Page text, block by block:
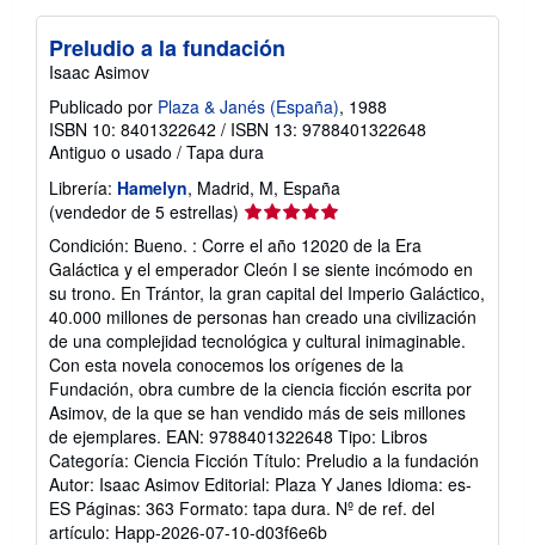
Preludio a la fundación
Isaac Asimov
Publicado por Plaza & Janés (España), 1988
ISBN 10: 8401322642 / ISBN 13: 9788401322648
Antiguo o usado / Tapa dura
Librería: Hamelyn, Madrid, M, España
(vendedor de 5 estrellas) Calificación
del
vendedor:
5
de
5
estrellas
Condición: Bueno. : Corre el año 12020 de la Era
Galáctica y el emperador Cleón I se siente incómodo en
su trono. En Trántor, la gran capital del Imperio Galáctico,
40.000 millones de personas han creado una civilización
de una complejidad tecnológica y cultural inimaginable.
Con esta novela conocemos los orígenes de la
Fundación, obra cumbre de la ciencia ficción escrita por
Asimov, de la que se han vendido más de seis millones
de ejemplares. EAN: 9788401322648 Tipo: Libros
Categoría: Ciencia Ficción Título: Preludio a la fundación
Autor: Isaac Asimov Editorial: Plaza Y Janes Idioma: es-
ES Páginas: 363 Formato: tapa dura. Nº de ref. del
artículo: Happ-2026-07-10-d03f6e6b